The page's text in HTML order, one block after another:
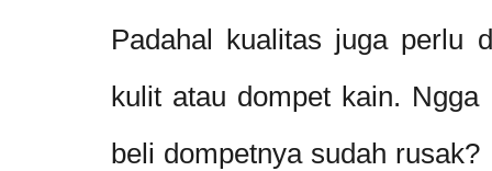
Padahal kualitas juga perlu
kulit atau dompet kain.
beli dompetnya sudah